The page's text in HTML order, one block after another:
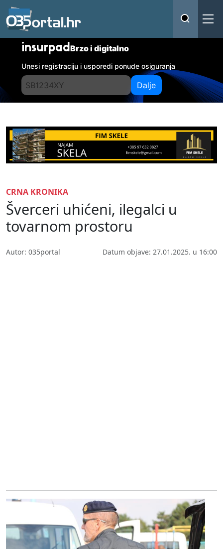
insurpadBrzo i digitalno
Unesi registraciju i usporedi ponude osiguranja
Dalje
CRNA KRONIKA
Šverceri uhićeni, ilegalci u
tovarnom prostoru
Autor: 035portal Datum objave: 27.01.2025. u 16:00